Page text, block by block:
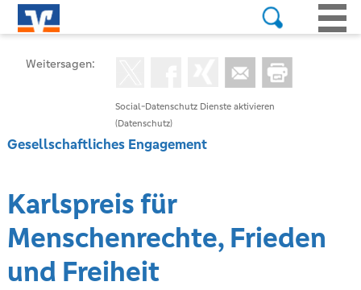
Social-Datenschutz Dienste aktivieren
(Datenschutz)
Weitersagen:
Gesellschaftliches Engagement
Karlspreis für
Menschenrechte, Frieden
und Freiheit